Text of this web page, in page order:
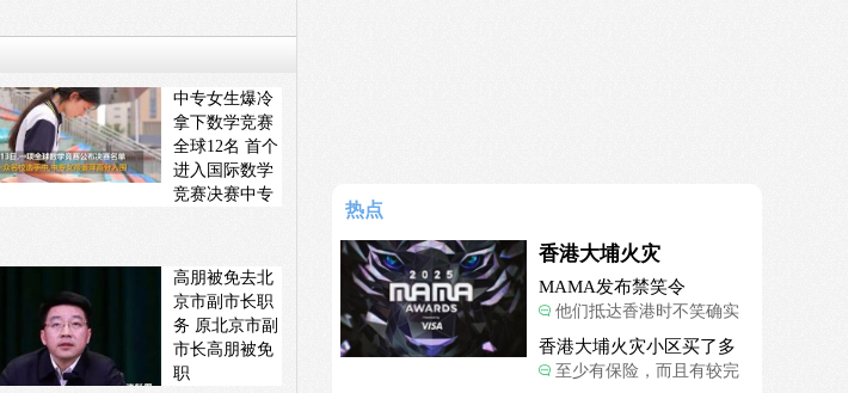
中专女生爆冷
拿下数学竞赛
全球12名 首个
进入国际数学
竞赛决赛中专
高朋被免去北
京市副市长职
务 原北京市副
市长高朋被免
职
热点
香港大埔火灾
MAMA发布禁笑令
他们抵达香港时不笑确实
是最好的选择，当时楼还烧
着呢谁笑不被骂才怪了，也
算是一种保护吧。
香港大埔火灾小区买了多
项保险
至少有保险，而且有较完